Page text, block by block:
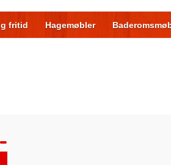
fritid Hagemøbler